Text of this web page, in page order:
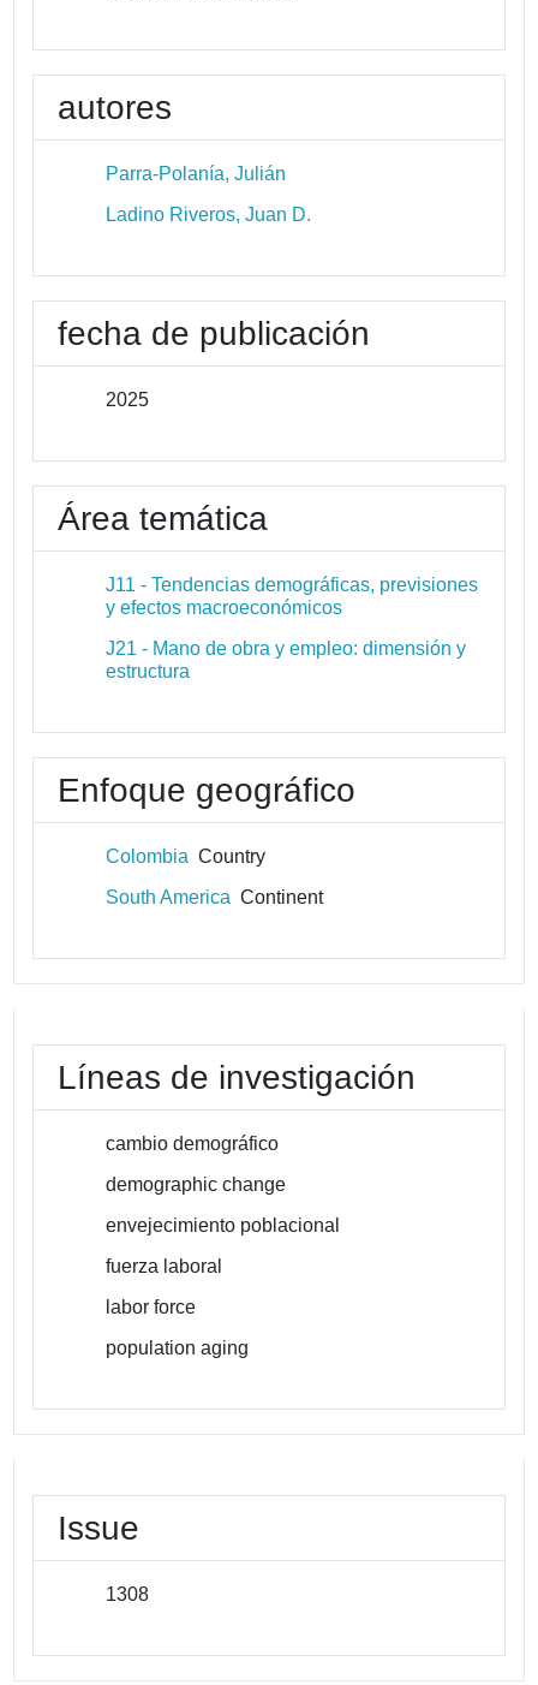
autores
Parra-Polanía, Julián
Ladino Riveros, Juan D.
fecha de publicación
2025
Área temática
J11 - Tendencias demográficas, previsiones
y efectos macroeconómicos
J21 - Mano de obra y empleo: dimensión y
estructura
Enfoque geográfico
Colombia Country
South America Continent
Líneas de investigación
cambio demográfico
demographic change
envejecimiento poblacional
fuerza laboral
labor force
population aging
Issue
1308